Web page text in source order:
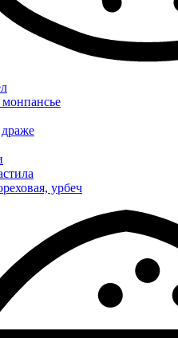
урбеч